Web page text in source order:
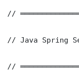
//
// Java Spring
//